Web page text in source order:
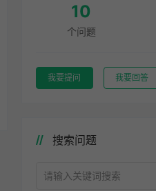
10
个问题
我要提问 我要回答
搜索问题